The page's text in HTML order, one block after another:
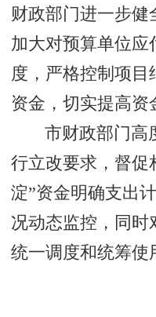
财政部门进一步健
加大对预算单位应
度，严格控制项
资金，切实提高资
市财政部门高
行立改要求，督促
淀”资金明确支出
况动态监控，同时
统一调度和统筹使